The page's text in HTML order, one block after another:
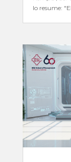
lo resume: